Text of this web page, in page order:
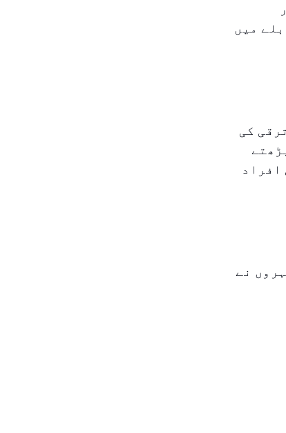
مقابلے میں
۲۱ویں مقام پر ترقی کی
افراد
نے